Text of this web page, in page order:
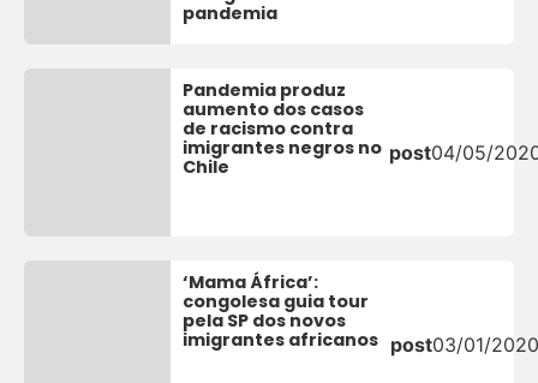
pandemia
Pandemia produz
aumento dos casos
de racismo contra
imigrantes negros no
Chile
post04/05/
‘Mama África’:
congolesa guia tour
pela SP dos novos
imigrantes africanos post03/01/